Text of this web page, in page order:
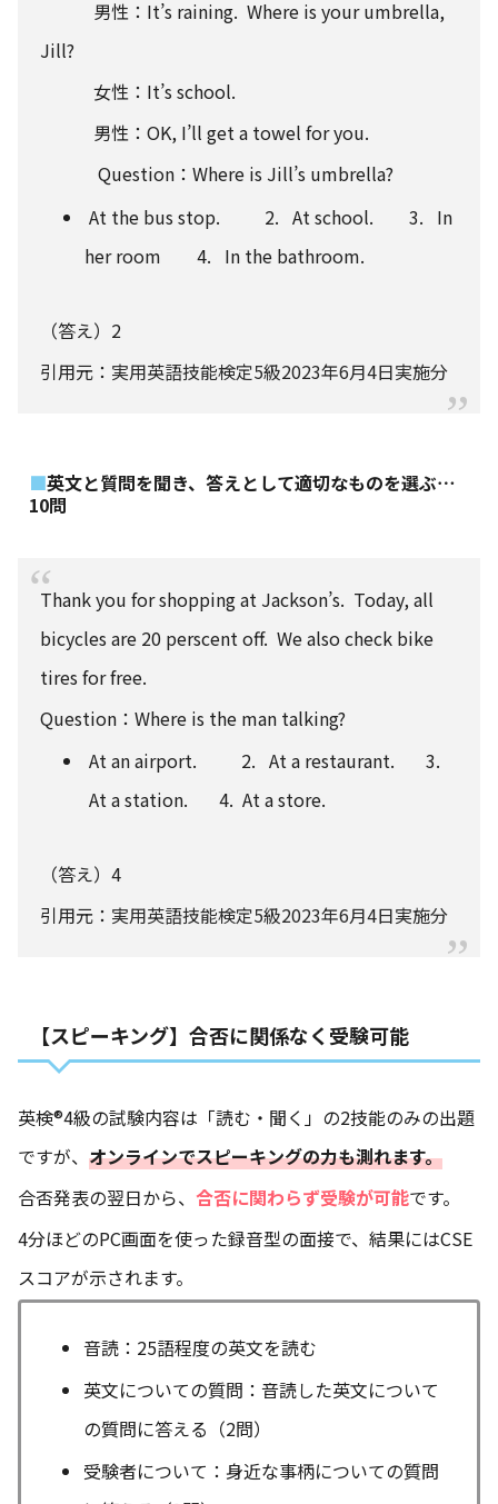
男性：It’s raining. Where is your umbrella,
Jill?
女性：It’s school.
男性：OK, I’ll get a towel for you.
Question：Where is Jill’s umbrella?
At the bus stop. 2. At school. 3. In
her room 4. In the bathroom.
（答え）2
引用元： 実用英語技能検定5級2023年6月4日実施分
英文と質問を聞き、答えとして適切なものを選ぶ⋯
10問
Thank you for shopping at Jackson’s. Today, all
bicycles are 20 perscent off. We also check bike
tires for free.
Question：Where is the man talking?
At an airport. 2. At a restaurant. 3.
At a station. 4. At a store.
（答え）4
引用元： 実用英語技能検定5級2023年6月4日実施分
【スピーキング】 合否に関係なく受験可能
英検®4級の試験内容は「読む・聞く」の2技能のみの出題
ですが、 オンラインでスピーキングの力も測れます。
合否発表の翌日から、 合否に関わらず受験が可能です。
4分ほどのPC画面を使った録音型の面接で、結果にはCSE
スコアが示されます。
音読：25語程度の英文を読む
英文についての質問：音読した英文について
の質問に答える（2問）
受験者について：身近な事柄についての質問